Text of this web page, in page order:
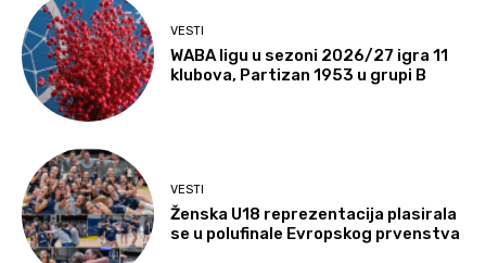
VESTI
WABA ligu u sezoni 2026/27 igra 11
klubova, Partizan 1953 u grupi B
VESTI
Ženska U18 reprezentacija plasirala
se u polufinale Evropskog prvenstva